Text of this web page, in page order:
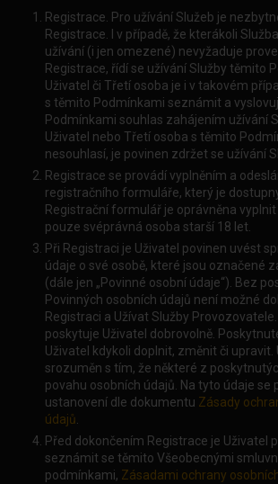
Registrace. Pro užívání Služeb je
Registrace. I v případě, že kterákoli
užívání (i jen omezené) nevyžaduje
Registrace, řídí se užívání Služby těmito
Uživatel či Třetí osoba je i v takovém
s těmito Podmínkami seznámit a
Podmínkami souhlas zahájením užívání
Uživatel nebo Třetí osoba s těmito
nesouhlasí, je povinen zdržet se užívání
Registrace se provádí vyplněním a
registračního formuláře, který je
Registrační formulář je oprávněna
pouze svéprávná osoba starší 18 let.
Při Registraci je Uživatel povinen uvést
údaje o své osobě, které jsou označené
(dále jen „Povinné osobní údaje“). Bez
Povinných osobních údajů není možné
Registraci a Užívat Služby
poskytuje Uživatel dobrovolně.
Uživatel kdykoli doplnit, změnit či upravit.
srozuměn s tím, že některé z
povahu osobních údajů. Na tyto údaje se
ustanovení dle dokumentu Zásady
údajů
Před dokončením Registrace je Uživatel
seznámit se těmito Všeobecnými
podmínkami, Zásadami ochrany